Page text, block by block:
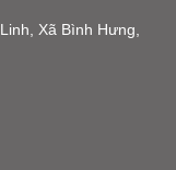
Xã Bình Hưng,